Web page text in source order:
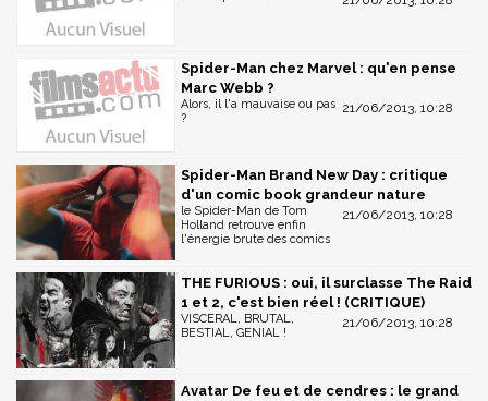
Spider-Man chez Marvel : qu'en pense
Marc Webb ?
21/06/2013, 10:28
Alors, il l'a mauvaise ou pas
?
Spider-Man Brand New Day : critique
d'un comic book grandeur nature
21/06/2013, 10:28
le Spider-Man de Tom
Holland retrouve enfin
l'énergie brute des comics
THE FURIOUS : oui, il surclasse The Raid
1 et 2, c'est bien réel ! (CRITIQUE)
21/06/2013, 10:28
VISCERAL, BRUTAL,
BESTIAL, GENIAL !
Avatar De feu et de cendres : le grand